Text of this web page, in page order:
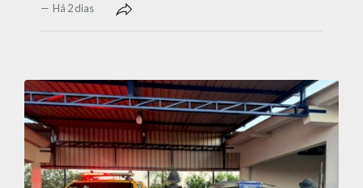
Há 2 dias